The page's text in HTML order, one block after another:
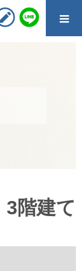
3階建て